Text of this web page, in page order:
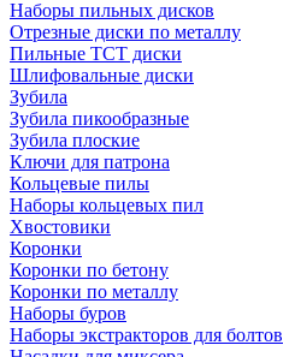
Наборы пильных дисков
Отрезные диски по металлу
Пильные TCT диски
Шлифовальные диски
Зубила
Зубила пикообразные
Зубила плоские
Ключи для патрона
Кольцевые пилы
Наборы кольцевых пил
Хвостовики
Коронки
Коронки по бетону
Коронки по металлу
Наборы буров
Наборы экстракторов для болтов